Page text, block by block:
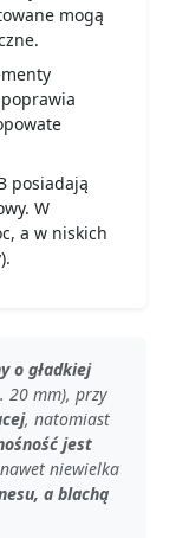
mogą
posiadają
W
a w niskich
o gładkiej
20 mm), przy
, natomiast
jest
niewielka
a blachą